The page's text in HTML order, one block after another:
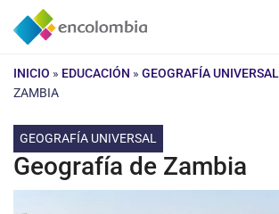
Saltar
INICIO » EDUCACIÓN » GEOGRAFÍA UNIVERSAL
ZAMBIA
GEOGRAFÍA UNIVERSAL
Geografía de Zambia